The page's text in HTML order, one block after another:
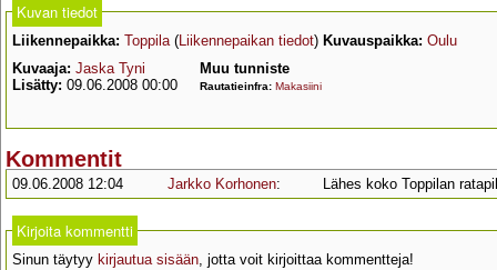
Kuvan tiedot
Liikennepaikka: Toppila(Liikennepaikan tiedot) Kuvauspaikka: Oulu
Kuvaaja: Jaska Tyni
Lisätty: 09.06.2008 00:00
Muu tunniste
Rautatieinfra: Makasiini
Kommentit
09.06.2008 12:04 Jarkko Korhonen: Lähes koko Toppilan
Kirjoita kommentti
Sinun täytyy kirjautua sisään, jotta voit kirjoittaa kommentteja!